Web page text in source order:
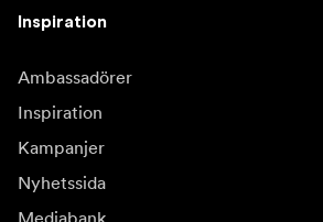
Inspiration
Ambassadörer
Inspiration
Kampanjer
Nyhetssida
Mediabank